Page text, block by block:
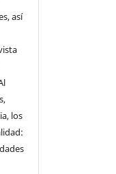
así
los